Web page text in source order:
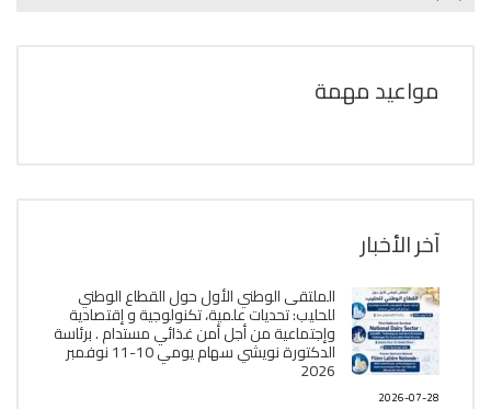
مواعيد مهمة
آخر الأخبار
الملتقى الوطني الأول حول القطاع الوطني
للحليب: تحديات علمية، تكنولوجية و إقتصادية
وإجتماعية من أجل أمن غذائي مستدام . برئاسة
الدكتورة نويشي سهام يومي 10-11 نوفمبر
2026
2026-07-28